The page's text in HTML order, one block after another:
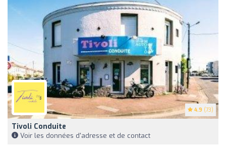
4.9 (73)
Tivoli Conduite
Voir les données d'adresse et de contact